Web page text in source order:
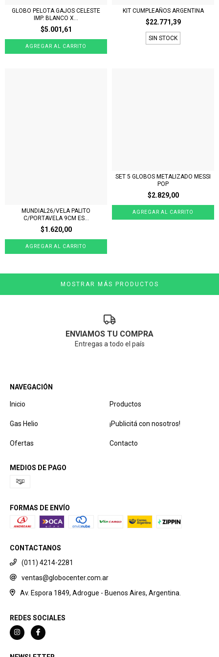
GLOBO PELOTA GAJOS CELESTE
IMP. BLANCO X...
$5.001,61
KIT CUMPLEAÑOS ARGENTINA
$22.771,39
SIN STOCK
MUNDIAL26/VELA PALITO
C/PORTAVELA 9CM ES...
$1.620,00
SET 5 GLOBOS METALIZADO MESSI
POP
$2.829,00
MOSTRAR MÁS PRODUCTOS
ENVIAMOS TU COMPRA
Entregas a todo el país
NAVEGACIÓN
Inicio Productos
Gas Helio ¡Publicitá con nosotros!
Ofertas Contacto
MEDIOS DE PAGO
FORMAS DE ENVÍO
CONTACTANOS
(011) 4214-2281
ventas@globocenter.com.ar
Av. Espora 1849, Adrogue - Buenos Aires, Argentina.
REDES SOCIALES